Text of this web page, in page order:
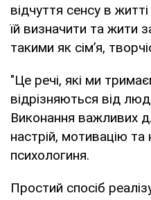
відчуття сенсу в
їй визначити та жити
такими як сім’я,
"Це речі, які ми
відрізняються від
Виконання важливих
настрій, мотивацію
психологиня.
Простий спосіб